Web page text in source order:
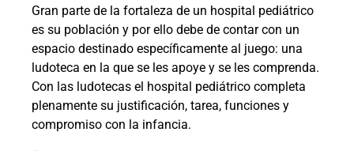
Gran parte de la fortaleza de un hospital pediátrico
es su población y por ello debe de contar con un
espacio destinado específicamente al juego: una
ludoteca en la que se les apoye y se les comprenda.
Con las ludotecas el hospital pediátrico completa
plenamente su justificación, tarea, funciones y
compromiso con la infancia.